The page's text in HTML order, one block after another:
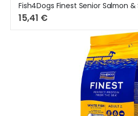
15,41 €